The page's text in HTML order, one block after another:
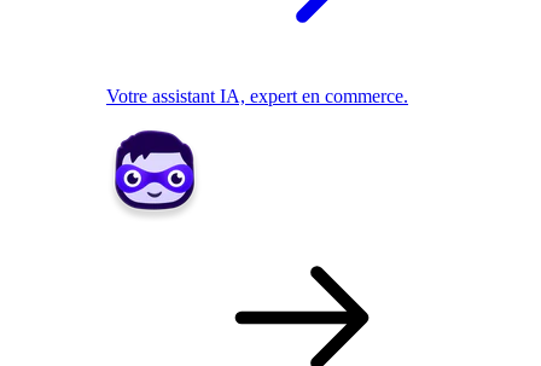
Votre assistant IA, expert en commerce.